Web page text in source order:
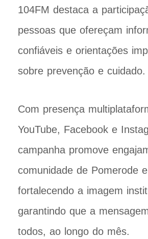
104FM destaca a
pessoas que ofereçam
confiáveis e orientações
sobre prevenção e cuidado.
Com presença
YouTube, Facebook e
campanha promove
comunidade de Pomerode
fortalecendo a imagem
garantindo que a
todos, ao longo do mês.